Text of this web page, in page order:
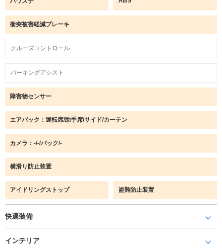
衝突被害軽減ブレーキ
クルーズコントロール
パーキングアシスト
障害物センサー
エアバック：運転席/助手席/サイド/カーテン
カメラ：-/-/バック/-
横滑り防止装置
アイドリングストップ 盗難防止装置
快適装備
インテリア